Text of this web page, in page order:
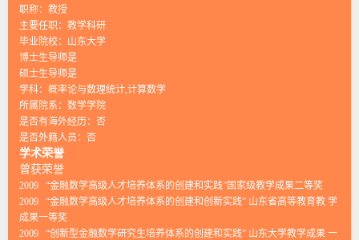
职称：教授
主要任职：教学科研
毕业院校：山东大学
博士生导师是
硕士生导师是
学科：概率论与数理统计,计算数学
所属院系：数学学院
是否有海外经历：否
是否外籍人员：否
学术荣誉
曾获荣誉
2009 “金融数学高级人才培养体系的创建和实践”国家级教学成果二等奖
2009 “金融数学高级人才培养体系的创建和创新实践” 山东省高等教育教 学
成果一等奖
2009 “创新型金融数学研究生培养体系的创建和实践” 山东大学教学成果 一